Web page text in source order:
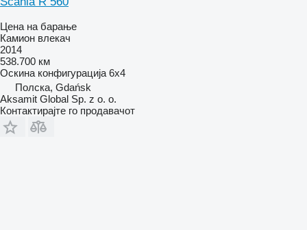
Цена на барање
Камион влекач
2014
538.700 км
Оскина конфигурација 6x4
Полска, Gdańsk
Aksamit Global Sp. z o. o.
Контактирајте го продавачот